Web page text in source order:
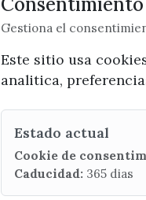
Gestiona el
Este sitio usa
analitica,
Estado actual
Cookie de
Caducidad: 365 dias